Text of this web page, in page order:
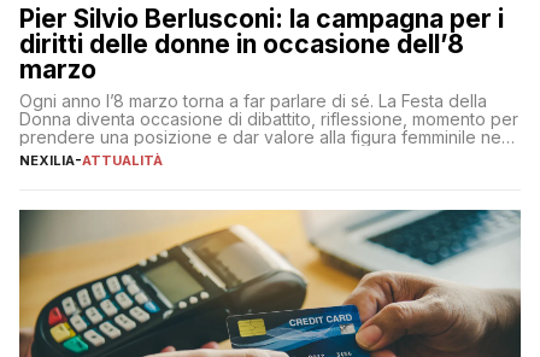
Pier Silvio Berlusconi: la campagna per i
diritti delle donne in occasione dell’8
marzo
Ogni anno l’8 marzo torna a far parlare di sé. La Festa della
Donna diventa occasione di dibattito, riflessione, momento per
prendere una posizione e dar valore alla figura femminile nella
sua complessità e crucialità. A lanciare un messaggio “forte e
NEXILIA-ATTUALITÀ